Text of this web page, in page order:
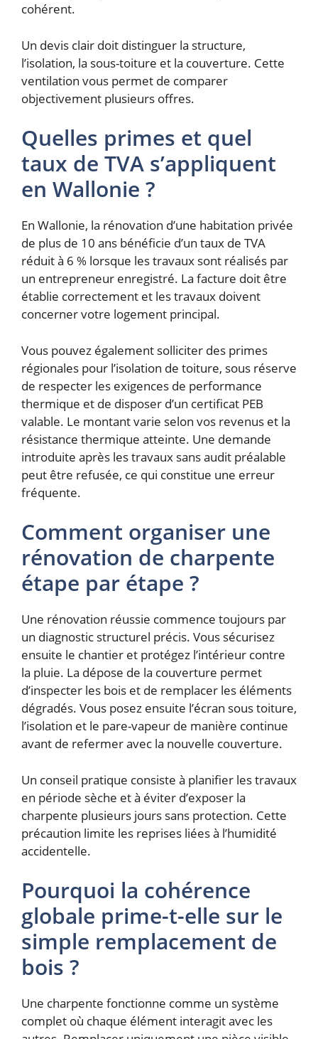
cohérent.
Un devis clair doit distinguer la structure,
l’isolation, la sous-toiture et la couverture. Cette
ventilation vous permet de comparer
objectivement plusieurs offres.
Quelles primes et quel
taux de TVA s’appliquent
en Wallonie ?
En Wallonie, la rénovation d’une habitation privée
de plus de 10 ans bénéficie d’un taux de TVA
réduit à 6 % lorsque les travaux sont réalisés par
un entrepreneur enregistré. La facture doit être
établie correctement et les travaux doivent
concerner votre logement principal.
Vous pouvez également solliciter des primes
régionales pour l’isolation de toiture, sous réserve
de respecter les exigences de performance
thermique et de disposer d’un certificat PEB
valable. Le montant varie selon vos revenus et la
résistance thermique atteinte. Une demande
introduite après les travaux sans audit préalable
peut être refusée, ce qui constitue une erreur
fréquente.
Comment organiser une
rénovation de charpente
étape par étape ?
Une rénovation réussie commence toujours par
un diagnostic structurel précis. Vous sécurisez
ensuite le chantier et protégez l’intérieur contre
la pluie. La dépose de la couverture permet
d’inspecter les bois et de remplacer les éléments
dégradés. Vous posez ensuite l’écran sous toiture,
l’isolation et le pare-vapeur de manière continue
avant de refermer avec la nouvelle couverture.
Un conseil pratique consiste à planifier les travaux
en période sèche et à éviter d’exposer la
charpente plusieurs jours sans protection. Cette
précaution limite les reprises liées à l’humidité
accidentelle.
Pourquoi la cohérence
globale prime-t-elle sur le
simple remplacement de
bois ?
Une charpente fonctionne comme un système
complet où chaque élément interagit avec les